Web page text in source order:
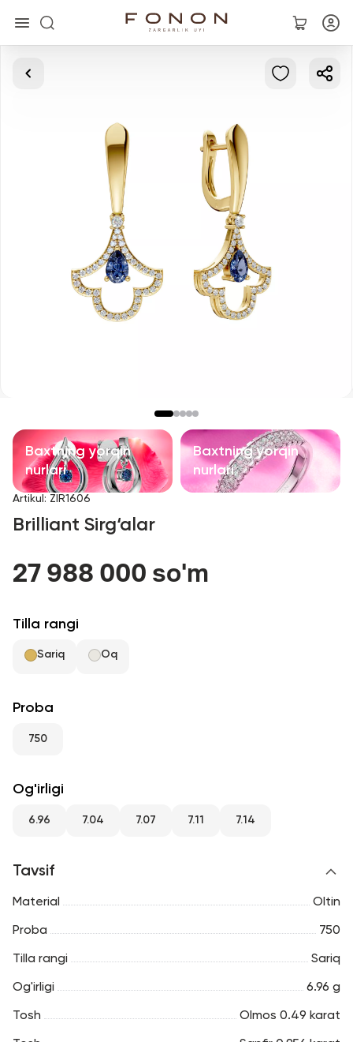
Asosiy
Aksessuarlar
Barcha
Biz haqimizda
Do'kon topish
Sevimli
+998 71 205 22 22
Baxtning yorqin
nurlari
Baxtning yorqin
nurlari
Artikul : ZIR1606
Brilliant Sirg‘alar
27 988 000 so'm
Tilla rangi
Sariq Oq
Proba
750
Og'irligi
6.96 7.04 7.07 7.11 7.14
Tavsif
Material Oltin
Proba 750
Tilla rangi Sariq
Og'irligi 6.96 g
Tosh Olmos 0.49 karat